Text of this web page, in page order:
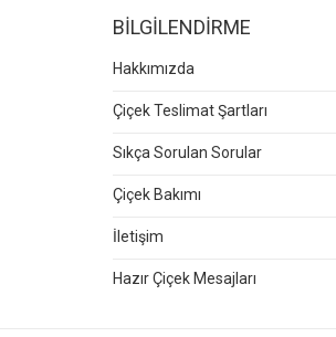
BİLGİLENDİRME
Hakkımızda
Çiçek Teslimat Şartları
Sıkça Sorulan Sorular
Çiçek Bakımı
İletişim
Hazır Çiçek Mesajları